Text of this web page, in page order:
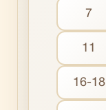
7
11
16-18